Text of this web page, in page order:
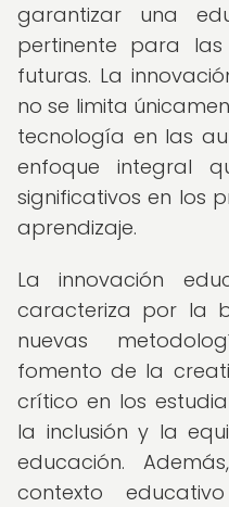
garantizar una
pertinente para
futuras. La
no se limita
tecnología en las
enfoque integral
significativos en los
aprendizaje.
La innovación
caracteriza por la
nuevas
fomento de la
crítico en los
la inclusión y la
educación.
contexto